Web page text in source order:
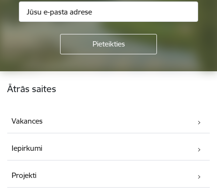
Kājene
Ātrās saites
Vakances
Iepirkumi
Projekti